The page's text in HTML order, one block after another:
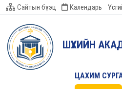
Сайтын бүтэц Календарь
ШҮҮХИЙН
ЦАХИМ